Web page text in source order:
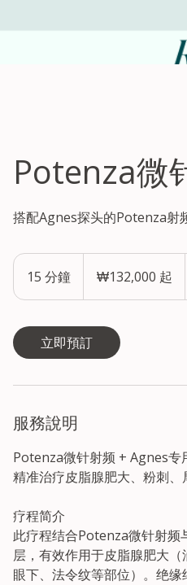
Potenza微
搭配Agnes探头的Potenza射
15 分鐘
5
鐘
₩132,000 起
立即預訂
服務說明
Potenza微针射频 + Agnes专
精准治疗皮脂腺肥大、粉刺
疗程简介
此疗程结合Potenza微针射频
层，有效作用于皮脂腺肥大
眼下、法令纹等部位）。绝缘